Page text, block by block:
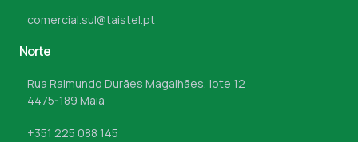
comercial.sul@taistel.pt
Norte
Rua Raimundo Durães Magalhães, lote 12
4475-189 Maia
+351 225 088 145